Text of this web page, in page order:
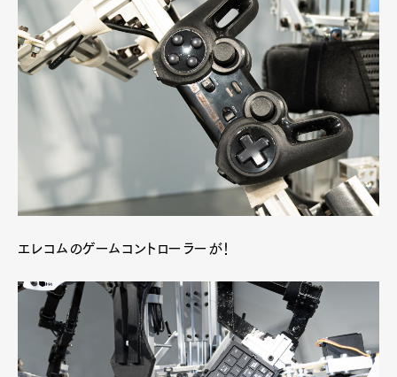
エレコムのゲームコントローラーが！